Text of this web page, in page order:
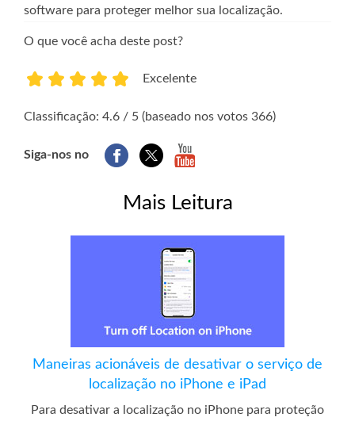
software para proteger melhor sua localização.
O que você acha deste post?
Excelente
Classificação: 4.6 / 5 (baseado nos votos 366)
Siga-nos no
Mais Leitura
Maneiras acionáveis ​​de desativar o serviço de
localização no iPhone e iPad
Para desativar a localização no iPhone para proteção